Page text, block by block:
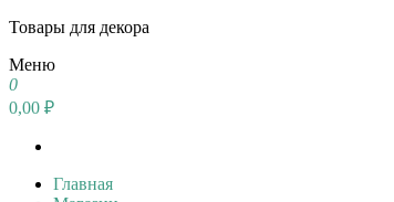
Товары для декора
Меню
0
0,00 ₽
Главная